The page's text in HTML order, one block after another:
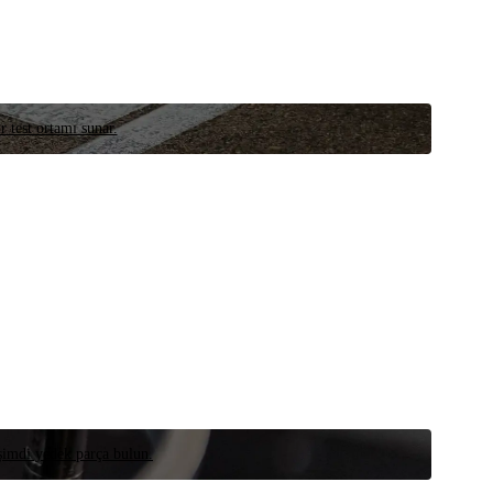
test ortamı sunar.
yedek parça bulun.